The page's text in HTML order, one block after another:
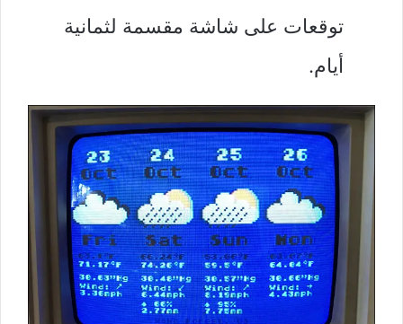
توقعات على شاشة مقسمة لثمانية
أيام.